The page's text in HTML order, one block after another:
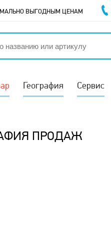
География Сервис
ВЫГОДНЫМ ЦЕНАМ
ПРОДАЖ